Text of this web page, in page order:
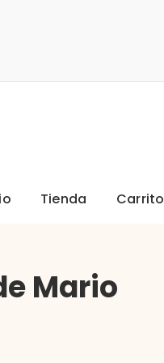
Tienda Carrito
Mario